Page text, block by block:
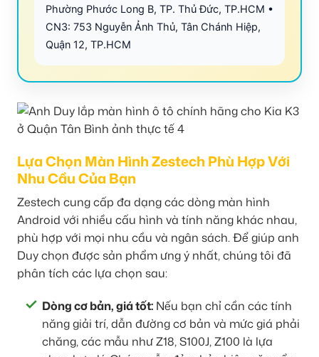
Phường Phước Long B, TP. Thủ Đức, TP.HCM •
CN3: 753 Nguyễn Ảnh Thủ, Tân Chánh Hiệp,
Quận 12, TP.HCM
Lựa Chọn Màn Hình Zestech Phù Hợp Với
Nhu Cầu Của Bạn
Zestech cung cấp đa dạng các dòng màn hình
Android với nhiều cấu hình và tính năng khác nhau,
phù hợp với mọi nhu cầu và ngân sách. Để giúp anh
Duy chọn được sản phẩm ưng ý nhất, chúng tôi đã
phân tích các lựa chọn sau:
Dòng cơ bản, giá tốt: Nếu bạn chỉ cần các tính
năng giải trí, dẫn đường cơ bản và mức giá phải
chăng, các mẫu như Z18, S100J, Z100 là lựa